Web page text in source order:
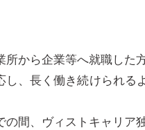
から企業等へ就職した
、長く働き続けられ
間、ヴィストキャリア